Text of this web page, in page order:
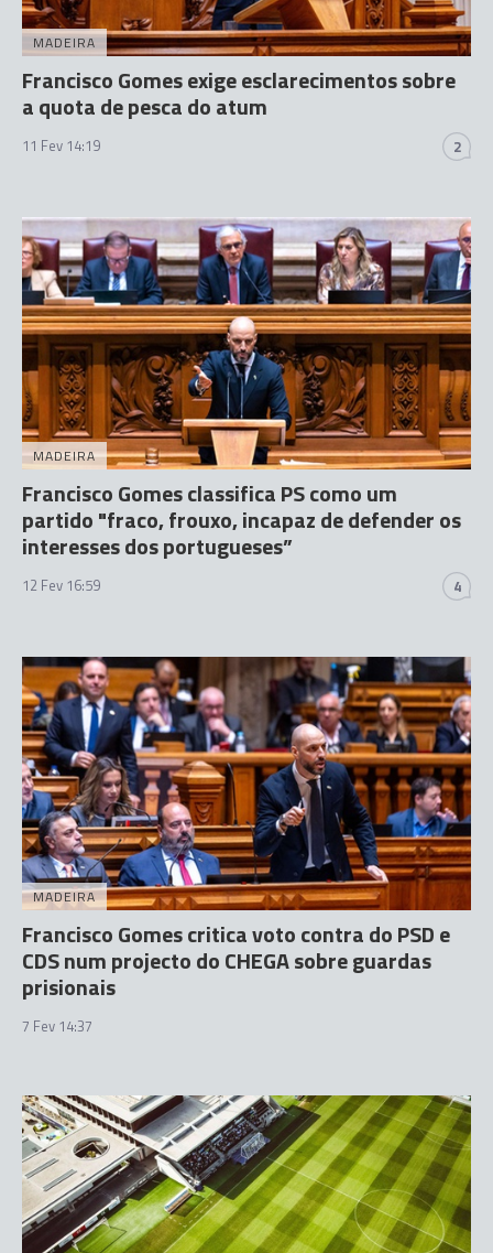
MADEIRA
Francisco Gomes exige esclarecimentos sobre
a quota de pesca do atum
11 Fev 14:19 2
MADEIRA
Francisco Gomes classifica PS como um
partido "fraco, frouxo, incapaz de defender os
interesses dos portugueses”
12 Fev 16:59 4
MADEIRA
Francisco Gomes critica voto contra do PSD e
CDS num projecto do CHEGA sobre guardas
prisionais
7 Fev 14:37